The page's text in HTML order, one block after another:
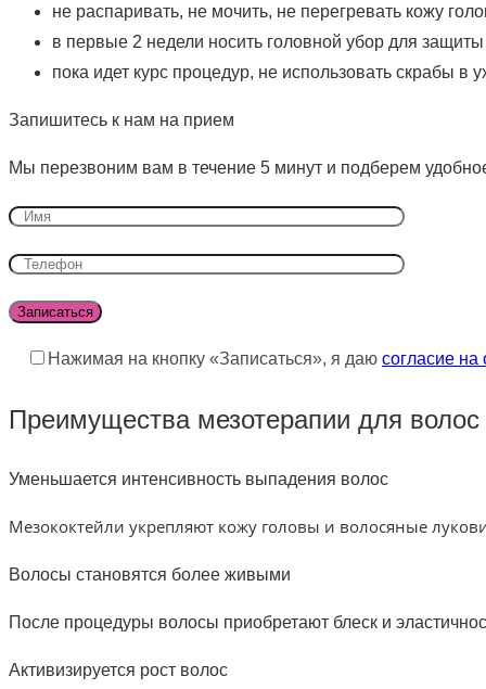
не распаривать, не мочить, не перегревать кожу
в первые 2 недели носить головной убор для
пока идет курс процедур, не использовать скрабы в
Запишитесь к нам на прием
Мы перезвоним вам в течение 5 минут и подберем
Нажимая на кнопку «Записаться», я даю согласие
Преимущества мезотерапии для волос
Уменьшается интенсивность выпадения волос
Мезококтейли укрепляют кожу головы и волосяные
Волосы становятся более живыми
После процедуры волосы приобретают блеск и
Активизируется рост волос